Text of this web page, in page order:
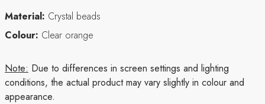
Material: Crystal beads
Colour: Clear orange
Note: Due to differences in screen settings and lighting
conditions, the actual product may vary slightly in colour and
appearance.